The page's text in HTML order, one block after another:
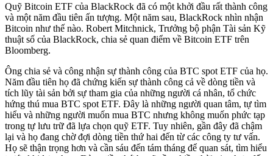
Quỹ Bitcoin ETF của BlackRock đã có một khởi đầu rất thành công
và một năm đầu tiên ấn tượng. Một năm sau, BlackRock nhìn nhận
Bitcoin như thế nào. Robert Mitchnick, Trưởng bộ phận Tài sản Kỹ
thuật số của BlackRock, chia sẻ quan điểm về Bitcoin ETF trên
Bloomberg.
Ông chia sẻ và công nhận sự thành công của BTC spot ETF của họ.
Năm đầu tiên họ đã chứng kiến sự thành công cả về dòng tiền và
tích lũy tài sản bởi sự tham gia của những người cá nhân, tổ chức
hứng thú mua BTC spot ETF. Đây là những người quan tâm, tự tìm
hiểu và những người muốn mua BTC nhưng không muốn phức tạp
trong tự lưu trữ đã lựa chọn quỹ ETF. Tuy nhiên, gần đây đã chậm
lại và họ đang chờ đợi dòng tiền thứ hai đến từ các công ty tư vấn.
Họ sẽ thận trọng hơn và cần sáu đến tám tháng để quan sát, tìm hiểu